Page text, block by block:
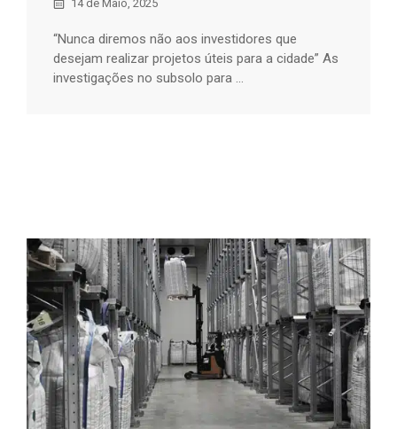
14 de Maio, 2025
“Nunca diremos não aos investidores que
desejam realizar projetos úteis para a cidade” As
investigações no subsolo para ...